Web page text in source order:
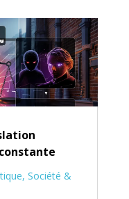
, Société &